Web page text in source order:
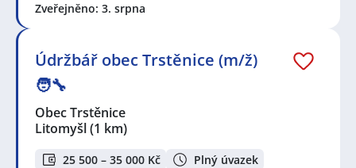
Zveřejněno: 3. srpna
Údržbář obec Trstěnice (m/ž)
🧑‍🔧
Obec Trstěnice
Litomyšl(1 km)
25 500 – 35 000 Kč
Plný úvazek